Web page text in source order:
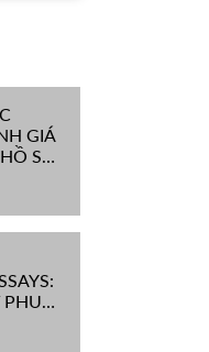
GIÁ
SƠ
PHỤC